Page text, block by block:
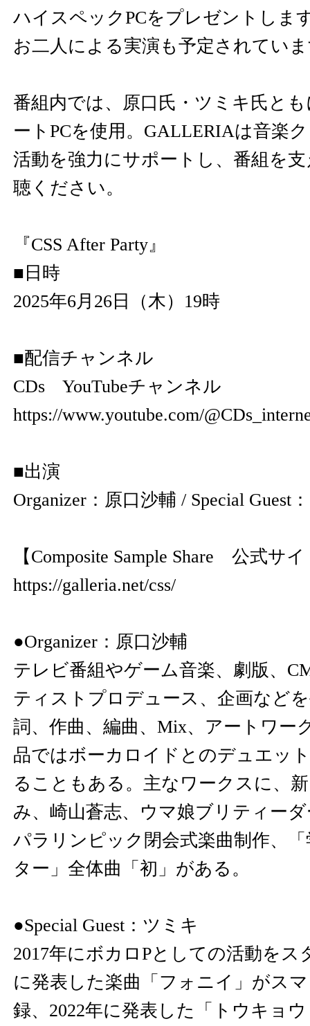
ハイスペックPCをプレゼントしま
お二人による実演も予定されてい
番組内では、原口氏・ツミキ氏と
ートPCを使用。GALLERIAは音楽
活動を強力にサポートし、番組を
聴ください。
『CSS After Party』
■日時
2025年6月26日（木）19時
■配信チャンネル
CDs YouTubeチャンネル
https://www.youtube.com/
■出演
Organizer：原口沙輔 / Special Guest
【Composite Sample Share 公式サ
https://galleria.net/css/
●Organizer：原口沙輔
テレビ番組やゲーム音楽、劇版、
ティストプロデュース、企画など
詞、作曲、編曲、Mix、アートワー
品ではボーカロイドとのデュエッ
ることもある。主なワークスに、
み、崎山蒼志、ウマ娘ブリティーダ
パラリンピック閉会式楽曲制作、
ター」全体曲「初」がある。
●Special Guest：ツミキ
2017年にボカロPとしての活動をス
に発表した楽曲「フォニイ」がス
録、2022年に発表した「トウキョ